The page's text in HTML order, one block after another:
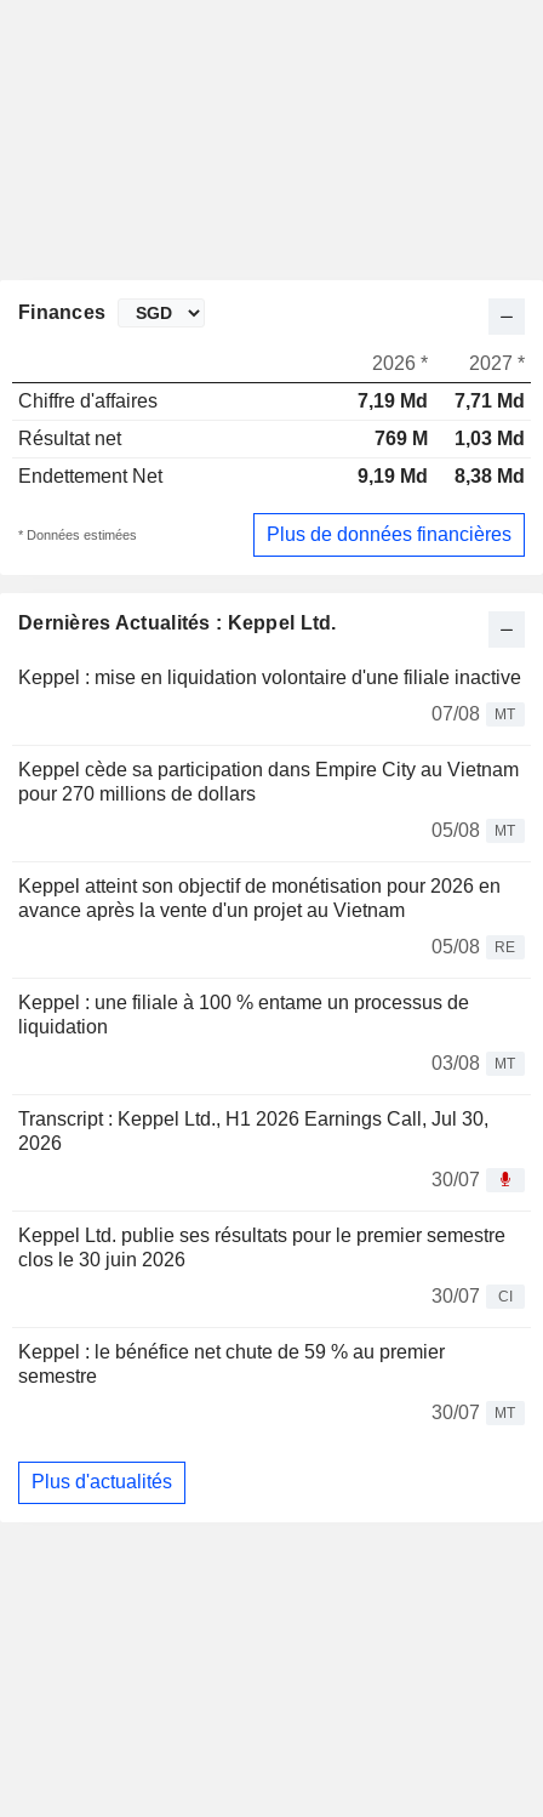
Dernières Actualités : Keppel Ltd.
Keppel : mise en liquidation volontaire d'une filiale inactive
07/08
MT
Keppel cède sa participation dans Empire City au Vietnam
pour 270 millions de dollars
05/08
MT
Keppel atteint son objectif de monétisation pour 2026 en
avance après la vente d'un projet au Vietnam
05/08
RE
Keppel : une filiale à 100 % entame un processus de
liquidation
03/08
MT
Transcript : Keppel Ltd., H1 2026 Earnings Call, Jul 30,
2026
30/07
Keppel Ltd. publie ses résultats pour le premier semestre
clos le 30 juin 2026
30/07
CI
Keppel : le bénéfice net chute de 59 % au premier
semestre
30/07
MT
Plus d'actualités
Finances
2026 *
2027 *
Chiffre d'affaires
7,19 Md
7,71 Md
Résultat net
769 M
1,03 Md
Endettement Net
9,19 Md 8,38 Md
* Données estimées Plus de données financières